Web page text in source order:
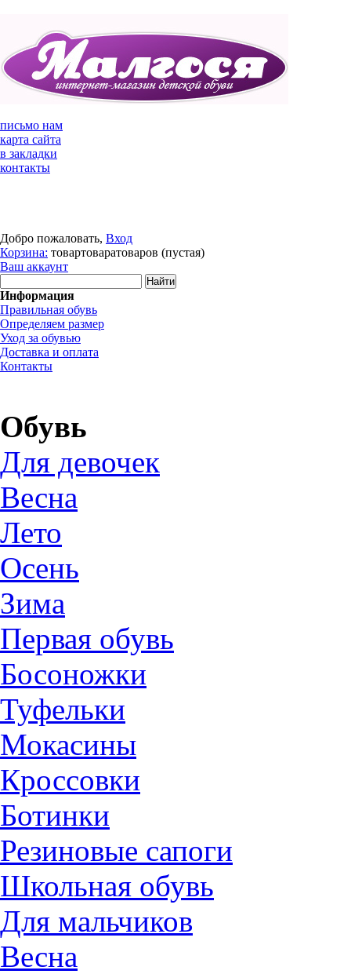
письмо нам
карта сайта
в закладки
контакты
Добро пожаловать, Вход
Корзина: товартоваратоваров (пустая)
Ваш аккаунт
Информация
Правильная обувь
Определяем размер
Уход за обувью
Доставка и оплата
Контакты
Обувь
Для девочек
Весна
Лето
Осень
Зима
Первая обувь
Босоножки
Туфельки
Мокасины
Кроссовки
Ботинки
Резиновые сапоги
Школьная обувь
Для мальчиков
Весна